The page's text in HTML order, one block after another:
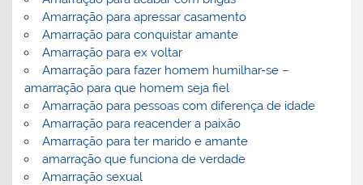
Amarração para apressar casamento
Amarração para conquistar amante
Amarração para ex voltar
Amarração para fazer homem humilhar-se –
amarração para que homem seja fiel
Amarração para pessoas com diferença de idade
Amarração para reacender a paixão
Amarração para ter marido e amante
amarração que funciona de verdade
Amarração sexual